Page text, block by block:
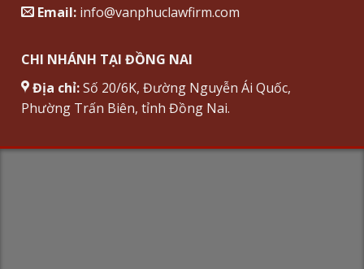
Email: info@vanphuclawfirm.com
CHI NHÁNH TẠI ĐỒNG NAI
Địa chỉ:Số 20/6K, Đường Nguyễn Ái Quốc,
Phường Trấn Biên, tỉnh Đồng Nai.